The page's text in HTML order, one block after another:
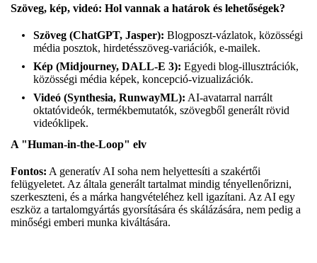
Szöveg, kép, videó: Hol vannak a határok és lehetőségek?
Szöveg (ChatGPT, Jasper): Blogposzt-vázlatok, közösségi
média posztok, hirdetésszöveg-variációk, e-mailek.
Kép (Midjourney, DALL-E 3): Egyedi blog-illusztrációk,
közösségi média képek, koncepció-vizualizációk.
Videó (Synthesia, RunwayML): AI-avatarral narrált
oktatóvideók, termékbemutatók, szövegből generált rövid
videóklipek.
A "Human-in-the-Loop" elv
Fontos: A generatív AI soha nem helyettesíti a szakértői
felügyeletet. Az általa generált tartalmat mindig tényellenőrizni,
szerkeszteni, és a márka hangvételéhez kell igazítani. Az AI egy
eszköz a tartalomgyártás gyorsítására és skálázására, nem pedig a
minőségi emberi munka kiváltására.